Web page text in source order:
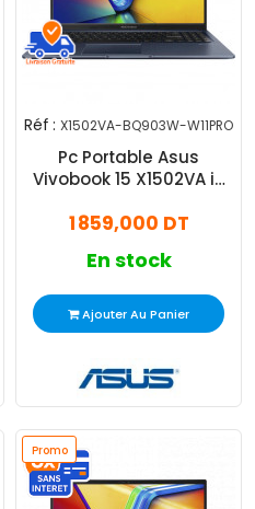
Réf : X1502VA-BQ903W-W11PRO
Pc Portable Asus
Vivobook 15 X1502VA i5
Windows 11 Pro
1 859,000 DT
En stock
Ajouter Au Panier
Promo